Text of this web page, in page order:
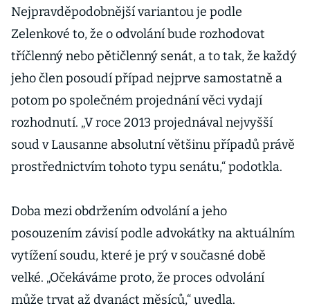
Nejpravděpodobnější variantou je podle
Zelenkové to, že o odvolání bude rozhodovat
tříčlenný nebo pětičlenný senát, a to tak, že každý
jeho člen posoudí případ nejprve samostatně a
potom po společném projednání věci vydají
rozhodnutí. „V roce 2013 projednával nejvyšší
soud v Lausanne absolutní většinu případů právě
prostřednictvím tohoto typu senátu,“ podotkla.
Doba mezi obdržením odvolání a jeho
posouzením závisí podle advokátky na aktuálním
vytížení soudu, které je prý v současné době
velké. „Očekáváme proto, že proces odvolání
může trvat až dvanáct měsíců,“ uvedla.